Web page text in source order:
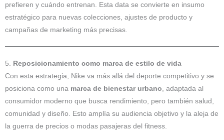
prefieren y cuándo entrenan. Esta data se convierte en insumo
estratégico para nuevas colecciones, ajustes de producto y
campañas de marketing más precisas.
5. Reposicionamiento como marca de estilo de vida
Con esta estrategia, Nike va más allá del deporte competitivo y se
posiciona como una marca de bienestar urbano , adaptada al
consumidor moderno que busca rendimiento, pero también salud,
comunidad y diseño. Esto amplía su audiencia objetivo y la aleja de
la guerra de precios o modas pasajeras del fitness.